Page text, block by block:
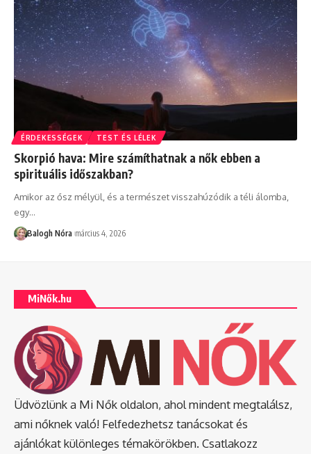
ÉRDEKESSÉGEK TEST ÉS LÉLEK
Skorpió hava: Mire számíthatnak a nők ebben a
spirituális időszakban?
Amikor az ősz mélyül, és a természet visszahúzódik a téli álomba,
egy…
Balogh Nóra március 4, 2026
MiNők.hu
Üdvözlünk a Mi Nők oldalon, ahol mindent megtalálsz,
ami nőknek való! Felfedezhetsz tanácsokat és
ajánlókat különleges témakörökben. Csatlakozz